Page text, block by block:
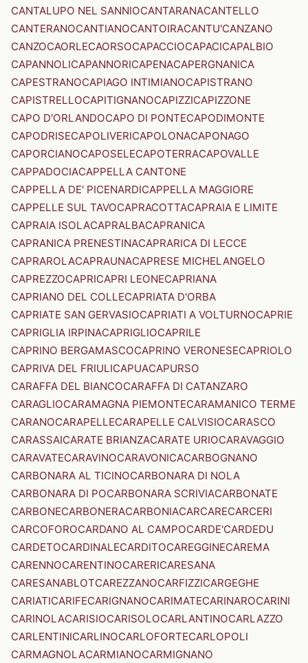
CANTALUPO NEL SANNIOCANTARANACANTELLO
CANTERANOCANTIANOCANTOIRACANTU'CANZANO
CANZOCAORLECAORSOCAPACCIOCAPACICAPALBIO
CAPANNOLICAPANNORICAPENACAPERGNANICA
CAPESTRANOCAPIAGO INTIMIANOCAPISTRANO
CAPISTRELLOCAPITIGNANOCAPIZZICAPIZZONE
CAPO D'ORLANDOCAPO DI PONTECAPODIMONTE
CAPODRISECAPOLIVERICAPOLONACAPONAGO
CAPORCIANOCAPOSELECAPOTERRACAPOVALLE
CAPPADOCIACAPPELLA CANTONE
CAPPELLA DE' PICENARDICAPPELLA MAGGIORE
CAPPELLE SUL TAVOCAPRACOTTACAPRAIA E LIMITE
CAPRAIA ISOLACAPRALBACAPRANICA
CAPRANICA PRENESTINACAPRARICA DI LECCE
CAPRAROLACAPRAUNACAPRESE MICHELANGELO
CAPREZZOCAPRICAPRI LEONECAPRIANA
CAPRIANO DEL COLLECAPRIATA D'ORBA
CAPRIATE SAN GERVASIOCAPRIATI A VOLTURNOCAPRIE
CAPRIGLIA IRPINACAPRIGLIOCAPRILE
CAPRINO BERGAMASCOCAPRINO VERONESECAPRIOLO
CAPRIVA DEL FRIULICAPUACAPURSO
CARAFFA DEL BIANCOCARAFFA DI CATANZARO
CARAGLIOCARAMAGNA PIEMONTECARAMANICO TERME
CARANOCARAPELLECARAPELLE CALVISIOCARASCO
CARASSAICARATE BRIANZACARATE URIOCARAVAGGIO
CARAVATECARAVINOCARAVONICACARBOGNANO
CARBONARA AL TICINOCARBONARA DI NOLA
CARBONARA DI POCARBONARA SCRIVIACARBONATE
CARBONECARBONERACARBONIACARCARECARCERI
CARCOFOROCARDANO AL CAMPOCARDE'CARDEDU
CARDETOCARDINALECARDITOCAREGGINECAREMA
CARENNOCARENTINOCARERICARESANA
CARESANABLOTCAREZZANOCARFIZZICARGEGHE
CARIATICARIFECARIGNANOCARIMATECARINAROCARINI
CARINOLACARISIOCARISOLOCARLANTINOCARLAZZO
CARLENTINICARLINOCARLOFORTECARLOPOLI
CARMAGNOLACARMIANOCARMIGNANO